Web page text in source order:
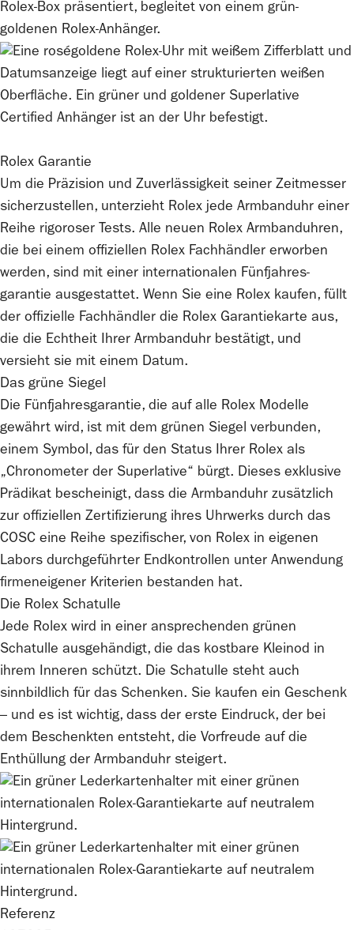
Rolex Garantie
Um die Präzision und Zuverlässigkeit seiner Zeitmesser
sicherzustellen, unterzieht Rolex jede Armbanduhr einer
Reihe rigoroser Tests. Alle neuen Rolex Armbanduhren,
die bei einem offiziellen Rolex Fachhändler erworben
werden, sind mit einer internationalen Fünfjahres­
garantie ausgestattet. Wenn Sie eine Rolex kaufen, füllt
der offizielle Fachhändler die Rolex Garantiekarte aus,
die die Echtheit Ihrer Armbanduhr bestätigt, und
versieht sie mit einem Datum.
Das grüne Siegel
Die Fünfjahresgarantie, die auf alle Rolex Modelle
gewährt wird, ist mit dem grünen Siegel verbunden,
einem Symbol, das für den Status Ihrer Rolex als
„Chronometer der Superlative“ bürgt. Dieses exklusive
Prädikat bescheinigt, dass die Armbanduhr zusätzlich
zur offiziellen Zertifizierung ihres Uhrwerks durch das
COSC eine Reihe spezifischer, von Rolex in eigenen
Labors durchgeführter Endkontrollen unter Anwendung
firmeneigener Kriterien bestanden hat.
Die Rolex Schatulle
Jede Rolex wird in einer ansprechenden grünen
Schatulle ausgehändigt, die das kostbare Kleinod in
ihrem Inneren schützt. Die Schatulle steht auch
sinnbildlich für das Schenken. Sie kaufen ein Geschenk
– und es ist wichtig, dass der erste Eindruck, der bei
dem Beschenkten entsteht, die Vorfreude auf die
Enthüllung der Armbanduhr steigert.
Referenz